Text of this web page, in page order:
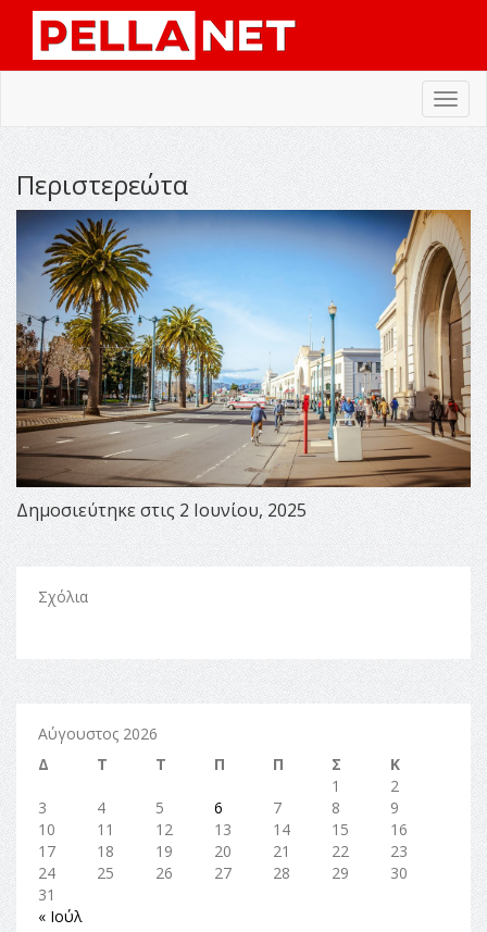
Περιστερεώτα
Δημοσιεύτηκε στις 2 Ιουνίου, 2025
Σχόλια
Αύγουστος 2026
Δ
Τ Τ Π Π Σ
Κ
1
2
3
4 5 6 7 8
9
10
11 12 13 14 15
16
17
18 19 20 21 22
23
24
25 26 27 28 29
30
31
« Ιούλ